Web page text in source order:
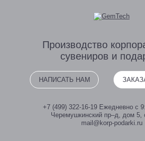
Производство
сувениров и
НАПИСАТЬ НАМ
+7 (499) 322-16-19 Ежедневно с
Черемушкинский пр–д, дом 5,
mail@korp-podarki.ru